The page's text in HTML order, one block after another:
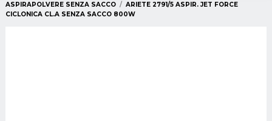
ASPIRAPOLVERE SENZA SACCO
ARIETE 2791/5 ASPIR. JET FORCE
CICLONICA CL.A SENZA SACCO 800W